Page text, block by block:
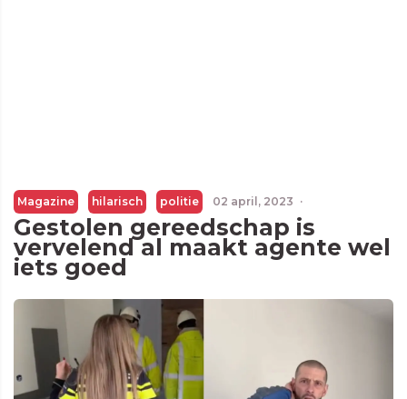
Magazine hilarisch politie 02 april, 2023 ·
Gestolen gereedschap is
vervelend al maakt agente wel
iets goed